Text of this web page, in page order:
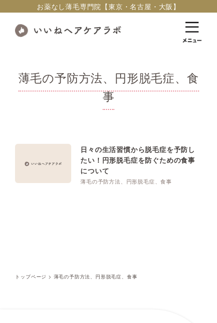
お薬なし薄毛専門院【東京・名古屋・大阪】
薄毛の予防方法、円形脱毛症、食
事
日々の生活習慣から脱毛症を予防し
たい！円形脱毛症を防ぐための食事
について
薄毛の予防方法、円形脱毛症、食事
トップページ > 薄毛の予防方法、円形脱毛症、食事